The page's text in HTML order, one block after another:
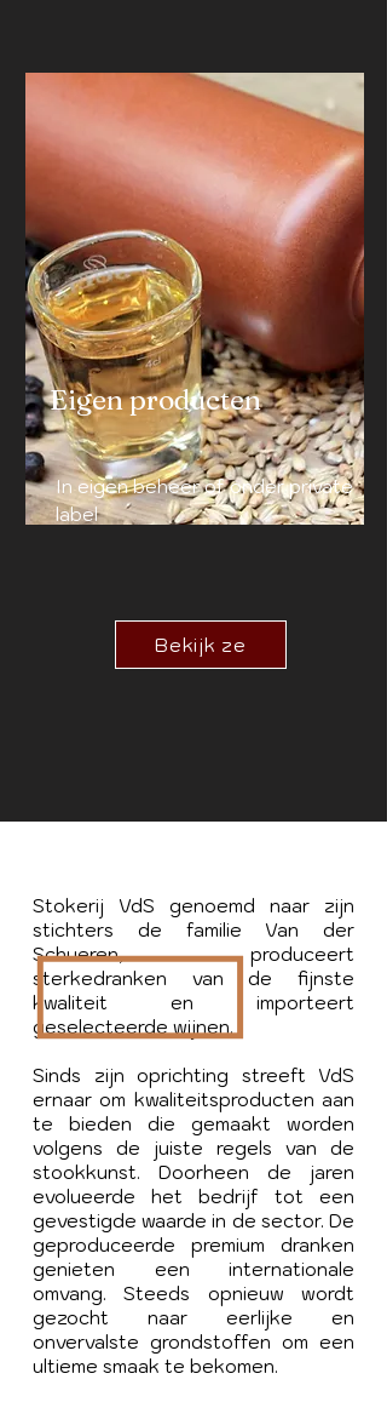
Eigen producten
In eigen beheer of onder private
label
Bekijk ze
Stokerij VdS genoemd naar zijn
stichters de familie Van der
Schueren, produceert
sterkedranken van de fijnste
kwaliteit en importeert
geselecteerde wijnen.
Sinds zijn oprichting streeft VdS
ernaar om kwaliteitsproducten aan
te bieden die gemaakt worden
volgens de juiste regels van de
stookkunst. Doorheen de jaren
evolueerde het bedrijf tot een
gevestigde waarde in de sector. De
geproduceerde premium dranken
genieten een internationale
omvang. Steeds opnieuw wordt
gezocht naar eerlijke en
onvervalste grondstoffen om een
ultieme smaak te bekomen.